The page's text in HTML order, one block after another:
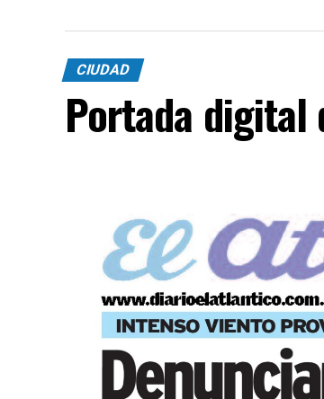
CIUDAD
Portada